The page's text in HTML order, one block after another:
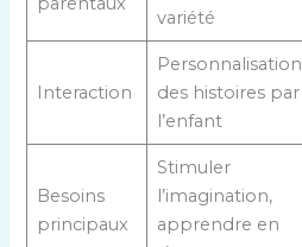
variété
Interaction
Personnalisation
des histoires par
l’enfant
Besoins
principaux
Stimuler
l’imagination,
apprendre en